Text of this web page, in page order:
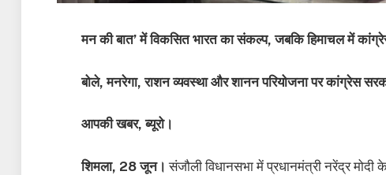
मन की बात’ में विकसित भारत का संकल्प, जबकि हिमाचल में
बोले, मनरेगा, राशन व्यवस्था और शानन परियोजना पर कांग्रेस
आपकी खबर, ब्यूरो।
शिमला, 28 जून। संजौली विधानसभा में प्रधानमंत्री नरेंद्र